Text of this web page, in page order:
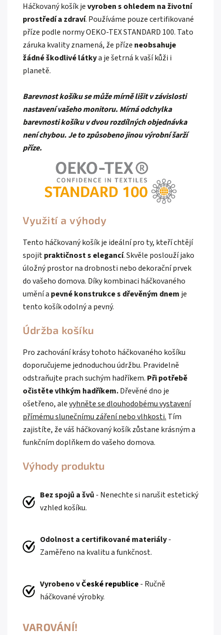
Háčkovaný košík jevyroben s ohledem na životní
prostředí a zdraví. Používáme pouze certifikované
příze podle normy OEKO-TEX STANDARD 100. Tato
záruka kvality znamená, že příze neobsahuje
žádné škodlivé látkya je šetrná k vaší kůži i
planetě.
Barevnost košíku se může mírně lišit v závislosti
nastavení vašeho monitoru. Mírná odchylka
barevnosti košíku v dvou rozdílných objednávka
není chybou. Je to způsobeno jinou výrobní šarží
příze.
Využití a výhody
Tento háčkovaný košík je ideální pro ty, kteří chtějí
spojitpraktičnost s elegancí. Skvěle poslouží jako
úložný prostor na drobnosti nebo dekorační prvek
do vašeho domova. Díky kombinaci háčkovaného
umění a pevné konstrukce s dřevěným dnem je
tento košík odolný a pevný.
Údržba košíku
Pro zachování krásy tohoto háčkovaného košíku
doporučujeme jednoduchou údržbu. Pravidelně
odstraňujte prach suchým hadříkem. Při potřebě
očistěte vlhkým hadříkem.Dřevěné dno je
ošetřeno, alevyhněte se dlouhodobému vystavení
přímému slunečnímu záření nebo vlhkosti. Tím
zajistíte, že váš háčkovaný košík zůstane krásným a
funkčním doplňkem do vašeho domova.
Výhody produktu
Bez spojů a švů - Nenechte si narušit estetický
vzhled košíku.
Odolnost a certifikované materiály-
Zaměřeno na kvalitu a funkčnost.
Vyrobeno vČeské republice- Ručně
háčkované výrobky.
VAROVÁNÍ!